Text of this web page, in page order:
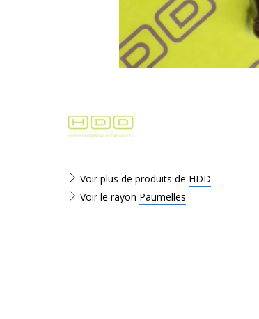
Voir plus de produits de HDD
Voir le rayon Paumelles